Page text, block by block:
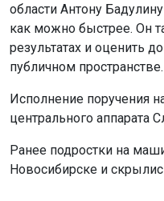
области Антону
как можно быстрее. Он
результатах и оценить
публичном пространстве.
Исполнение поручения
центрального аппарата
Ранее подростки на
Новосибирске и